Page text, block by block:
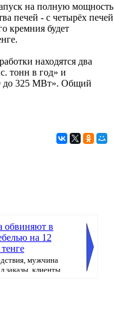
на полную мощность
печей - с четырёх печей
кремния будет
находятся два
тонн в год» и
до 325 МВт». Общий
обвиняют в
на 12
мужчина
заказы, клиенты